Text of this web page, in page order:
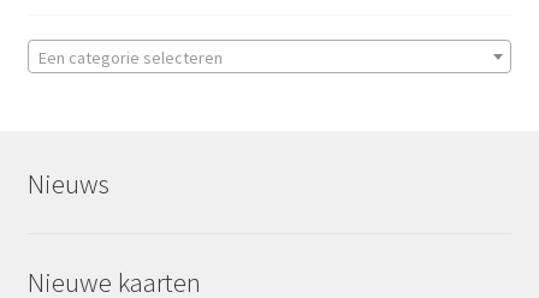
Een categorie selecteren
Nieuws
Nieuwe kaarten